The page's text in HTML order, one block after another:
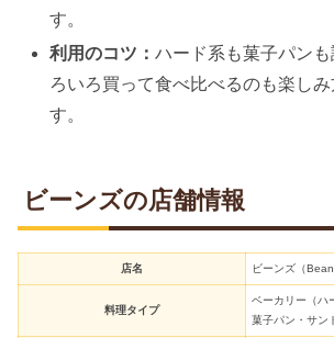
す。
利用のコツ：ハード系も菓子パン
ろいろ買って食べ比べるのも楽し
す。
ビーンズの店舗情報
店名 ビーンズ（
料理タイプ
ベーカリー（ハ
菓子パン・サン